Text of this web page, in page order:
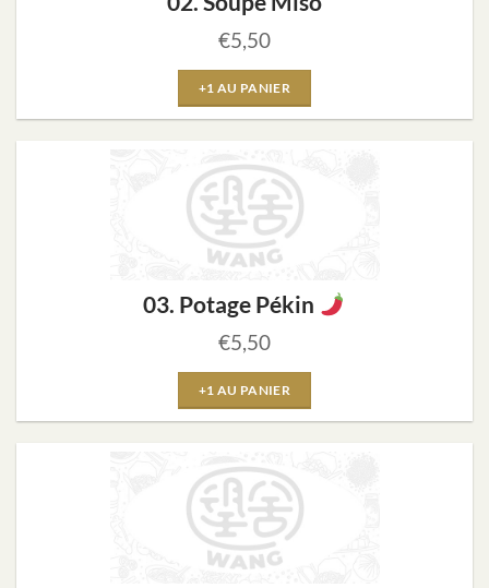
€5,50
+1 AU PANIER
03. Potage Pékin
€5,50
+1 AU PANIER